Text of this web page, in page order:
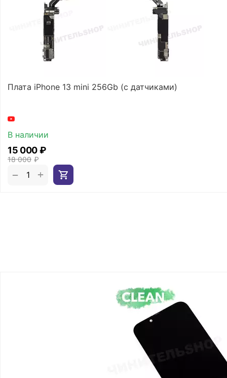
Плата iPhone 13 mini 256Gb (с датчиками)
В наличии
18 000 ₽
15 000₽
+
−